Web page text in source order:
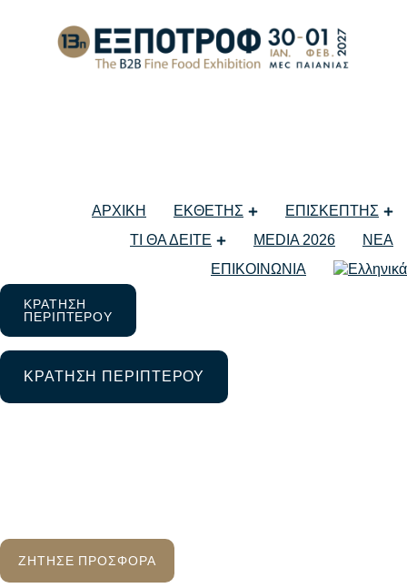
ΑΡΧΙΚΗ ΕΚΘΕΤΗΣ
ΕΠΙΣΚΕΠΤΗΣ
ΤΙ ΘΑ ΔΕΙΤΕ
MEDIA 2026
ΝΕΑ
ΕΠΙΚΟΙΝΩΝΙΑ
ΚΡΑΤΗΣΗ
ΠΕΡΙΠΤΕΡΟΥ
ΚΡΑΤΗΣΗ ΠΕΡΙΠΤΕΡΟΥ
Utosia
Lorem ipsum dolor sit amet scelerisque
Lorem ipsum nulla for ipsum lorem amet
glavrida.
ΖΗΤΗΣΕ ΠΡΟΣΦΟΡΑ